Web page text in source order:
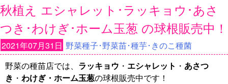
秋植え エシャレット･ラッキョウ･あさ
つき･わけぎ･ホーム玉葱 の球根販売中！
2021年07月31日 野菜種子･野菜苗･種芋･きのこ種菌
野菜の種苗店では、 ラッキョウ ・ エシャレット ・ あさつ
き ・ わけぎ・ホーム玉葱の球根販売中です！